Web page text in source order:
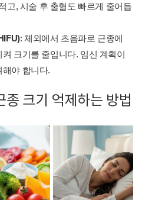
고, 시술 후 출혈도 빠르게 줄어듭
: 체외에서 초음파로 근종에
크기를 줄입니다. 임신 계획이
야 합니다.
크기 억제하는 방법